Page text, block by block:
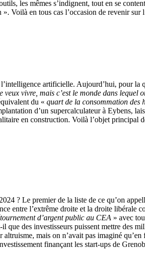
les mêmes s’indignent, tout en se
Voilà en tous cas l’occasion de revenir sur
artificielle. Aujourd’hui, pour
veux vivre, mais c’est le monde dans lequel
du « quart de la consommation des
d’un supercalculateur à Eybens,
en construction. Voilà l’objet principal
? Le premier de la liste de ce qu’on
entre l’extrême droite et la droite libérale
d’argent public au CEA » avec
des investisseurs puissent mettre des
mais on n’avait pas imaginé
finançant les start-ups de